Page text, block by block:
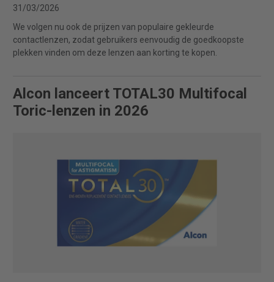
31/03/2026
We volgen nu ook de prijzen van populaire gekleurde
contactlenzen, zodat gebruikers eenvoudig de goedkoopste
plekken vinden om deze lenzen aan korting te kopen.
Alcon lanceert TOTAL30 Multifocal
Toric-lenzen in 2026